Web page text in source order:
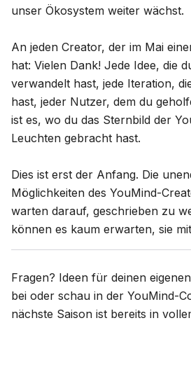
unser Ökosystem weiter wächst.
An jeden Creator, der im Mai
hat: Vielen Dank! Jede Idee, die
verwandelt hast, jede Iteration,
hast, jeder Nutzer, dem du
ist es, wo du das Sternbild der
Leuchten gebracht hast.
Dies ist erst der Anfang. Die
Möglichkeiten des YouMind-
warten darauf, geschrieben zu
können es kaum erwarten, sie
Fragen? Ideen für deinen
bei oder schau in der YouMind-
nächste Saison ist bereits in